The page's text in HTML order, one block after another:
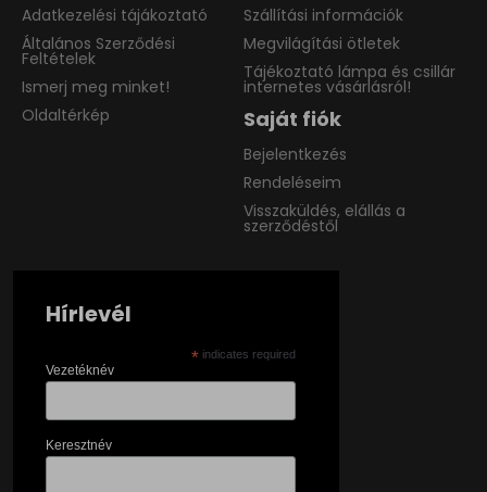
Adatkezelési tájákoztató
Általános Szerződési
Feltételek
Ismerj meg minket!
Oldaltérkép
Szállítási információk
Megvilágítási ötletek
Tájékoztató lámpa és csillár
internetes vásárlásról!
Saját fiók
Bejelentkezés
Rendeléseim
Visszaküldés, elállás a
szerződéstől
Hírlevél
* indicates required
Vezetéknév
Keresztnév